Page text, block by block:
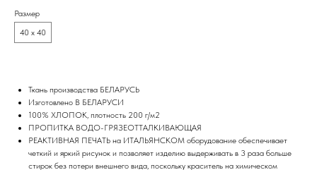
Размер
40 х 40
Ткань производства БЕЛАРУСЬ
Изготовлено В БЕЛАРУСИ
100% ХЛОПОК, плотность 200 г/м2
ПРОПИТКА ВОДО-ГРЯЗЕОТТАЛКИВАЮЩАЯ
РЕАКТИВНАЯ ПЕЧАТЬ на ИТАЛЬЯНСКОМ оборудование обеспечивает
четкий и яркий рисунок и позволяет изделию выдерживать в 3 раза больше
стирок без потери внешнего вида, поскольку краситель на химическом